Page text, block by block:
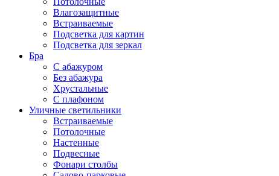
Влагозащитные
Встраиваемые
Подсветка для картин
Подсветка для зеркал
Бра
С абажуром
Без абажура
Хрустальные
С плафоном
Уличные светильники
Встраиваемые
Потолочные
Настенные
Подвесные
Фонари столбы